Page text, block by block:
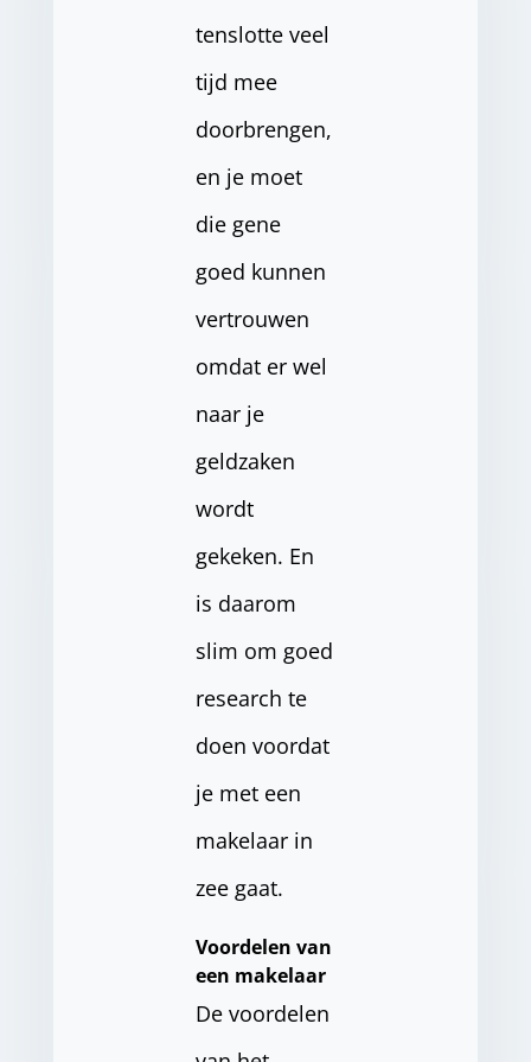
tenslotte veel
tijd mee
doorbrengen,
en je moet
die gene
goed kunnen
vertrouwen
omdat er wel
naar je
geldzaken
wordt
gekeken. En
is daarom
slim om goed
research te
doen voordat
je met een
makelaar in
zee gaat.
Voordelen van
een makelaar
De voordelen